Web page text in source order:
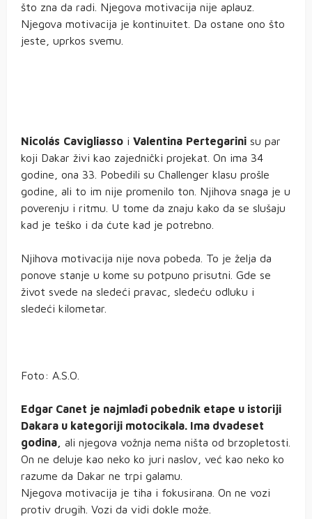
što zna da radi. Njegova motivacija nije aplauz.
Njegova motivacija je kontinuitet. Da ostane ono što
jeste, uprkos svemu.
Nicolás Cavigliasso i Valentina Pertegarini su par
koji Dakar živi kao zajednički projekat. On ima 34
godine, ona 33. Pobedili su Challenger klasu prošle
godine, ali to im nije promenilo ton. Njihova snaga je u
poverenju i ritmu. U tome da znaju kako da se slušaju
kad je teško i da ćute kad je potrebno.
Njihova motivacija nije nova pobeda. To je želja da
ponove stanje u kome su potpuno prisutni. Gde se
život svede na sledeći pravac, sledeću odluku i
sledeći kilometar.
Foto: A.S.O.
Edgar Canet je najmlađi pobednik etape u istoriji
Dakara u kategoriji motocikala. Ima dvadeset
godina,
ali njegova vožnja nema ništa od brzopletosti.
On ne deluje kao neko ko juri naslov, već kao neko ko
razume da Dakar ne trpi galamu.
Njegova motivacija je tiha i fokusirana. On ne vozi
protiv drugih. Vozi da vidi dokle može.